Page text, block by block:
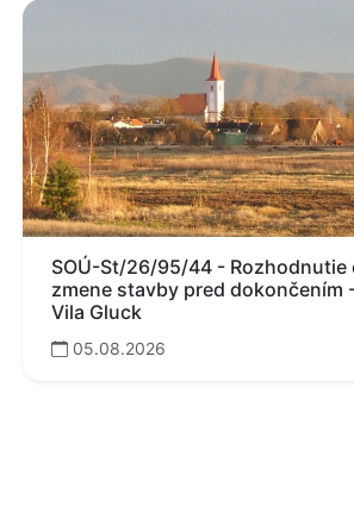
SOÚ-St/26/95/44 - Rozhodnutie
zmene stavby pred dokončením
Vila Gluck
05.08.2026